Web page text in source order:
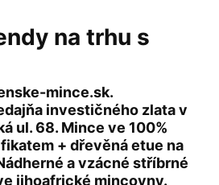
mince.sk.
investičného zlata v
ul. 68. Mince ve 100%
+ dřevěná etue na
a vzácné stříbrné
jihoafrické mincovny.